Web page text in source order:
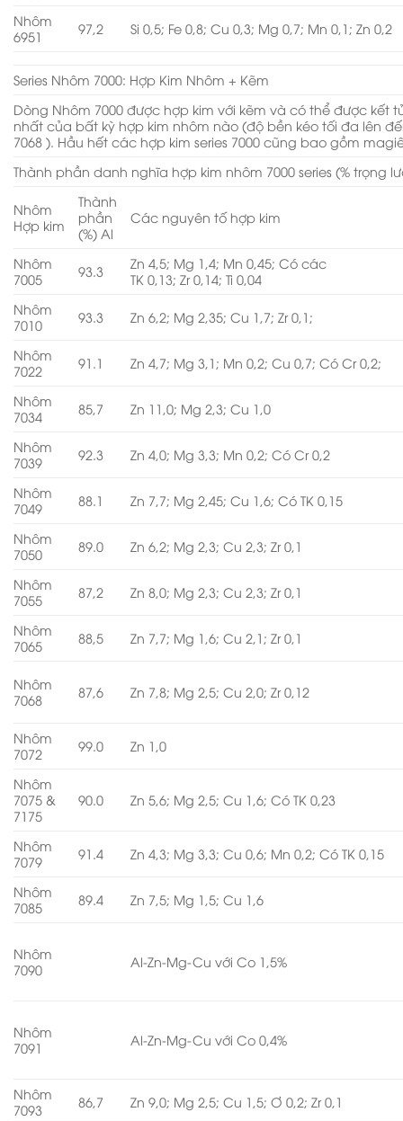
Nhôm
6951
97,2 Si 0,5; Fe 0,8; Cu 0,3; Mg 0,7; Mn 0,1; Zn 0,2
Series Nhôm 7000: Hợp Kim Nhôm + Kẽm
Dòng Nhôm 7000 được hợp kim với kẽm và có thể được kết
nhất của bất kỳ hợp kim nhôm nào (độ bền kéo tối đa lên
7068 ). Hầu hết các hợp kim series 7000 cũng bao gồm
Thành phần danh nghĩa hợp kim nhôm 7000 series (% trọng
Nhôm
Hợp kim
Thành
phần
(%) Al
Các nguyên tố hợp kim
Nhôm
7005
93.3
Zn 4,5; Mg 1,4; Mn 0,45; Có các
TK 0,13; Zr 0,14; Ti 0,04
Nhôm
7010
93.3 Zn 6,2; Mg 2,35; Cu 1,7; Zr 0,1;
Nhôm
7022
91.1 Zn 4,7; Mg 3,1; Mn 0,2; Cu 0,7; Có Cr 0,2;
Nhôm
7034
85,7 Zn 11,0; Mg 2,3; Cu 1,0
Nhôm
7039
92.3 Zn 4,0; Mg 3,3; Mn 0,2; Có Cr 0,2
Nhôm
7049
88.1 Zn 7,7; Mg 2,45; Cu 1,6; Có TK 0,15
Nhôm
7050
89.0 Zn 6,2; Mg 2,3; Cu 2,3; Zr 0,1
Nhôm
7055
87,2 Zn 8,0; Mg 2,3; Cu 2,3; Zr 0,1
Nhôm
7065
88,5 Zn 7,7; Mg 1,6; Cu 2,1; Zr 0,1
Nhôm
7068
87,6 Zn 7,8; Mg 2,5; Cu 2,0; Zr 0,12
Nhôm
7072
99.0 Zn 1,0
Nhôm
7075 &
7175
90.0 Zn 5,6; Mg 2,5; Cu 1,6; Có TK 0,23
Nhôm
7079
91.4 Zn 4,3; Mg 3,3; Cu 0,6; Mn 0,2; Có TK 0,15
Nhôm
7085
89.4 Zn 7,5; Mg 1,5; Cu 1,6
Nhôm
7090
Al-Zn-Mg-Cu với Co 1,5%
Nhôm
7091
Al-Zn-Mg-Cu với Co 0,4%
Nhôm
7093
86,7 Zn 9,0; Mg 2,5; Cu 1,5; Ơ 0,2; Zr 0,1